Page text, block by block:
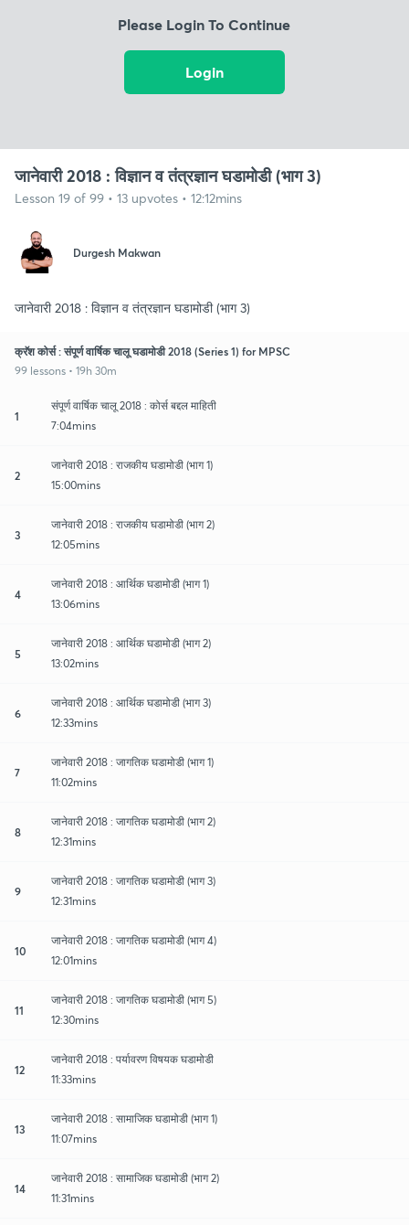
Please Login To Continue
Login
जानेवारी 2018 : विज्ञान व तंत्रज्ञान घडामोडी (भाग 3)
Lesson 19 of 99 • 13 upvotes • 12:12mins
Durgesh Makwan
जानेवारी 2018 : विज्ञान व तंत्रज्ञान घडामोडी (भाग 3)
क्रॅश कोर्स : संपूर्ण वार्षिक चालू घडामोडी 2018 (Series 1) for MPSC
99 lessons • 19h 30m
1
संपूर्ण वार्षिक चालू 2018 : कोर्स बद्दल माहिती
7:04mins
2
जानेवारी 2018 : राजकीय घडामोडी (भाग 1)
15:00mins
3
जानेवारी 2018 : राजकीय घडामोडी (भाग 2)
12:05mins
4
जानेवारी 2018 : आर्थिक घडामोडी (भाग 1)
13:06mins
5
जानेवारी 2018 : आर्थिक घडामोडी (भाग 2)
13:02mins
6
जानेवारी 2018 : आर्थिक घडामोडी (भाग 3)
12:33mins
7
जानेवारी 2018 : जागतिक घडामोडी (भाग 1)
11:02mins
8
जानेवारी 2018 : जागतिक घडामोडी (भाग 2)
12:31mins
9
जानेवारी 2018 : जागतिक घडामोडी (भाग 3)
12:31mins
10
जानेवारी 2018 : जागतिक घडामोडी (भाग 4)
12:01mins
11
जानेवारी 2018 : जागतिक घडामोडी (भाग 5)
12:30mins
12
जानेवारी 2018 : पर्यावरण विषयक घडामोडी
11:33mins
13
जानेवारी 2018 : सामाजिक घडामोडी (भाग 1)
11:07mins
14
जानेवारी 2018 : सामाजिक घडामोडी (भाग 2)
11:31mins